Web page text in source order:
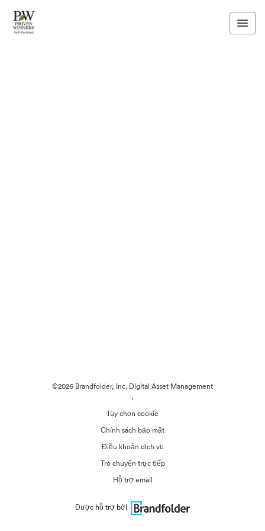
©2026 Brandfolder, Inc. Digital Asset Management
·
Tùy chọn cookie
Chính sách bảo mật
Điều khoản dịch vụ
Trò chuyện trực tiếp
Hỗ trợ email
Được hỗ trợ bởi